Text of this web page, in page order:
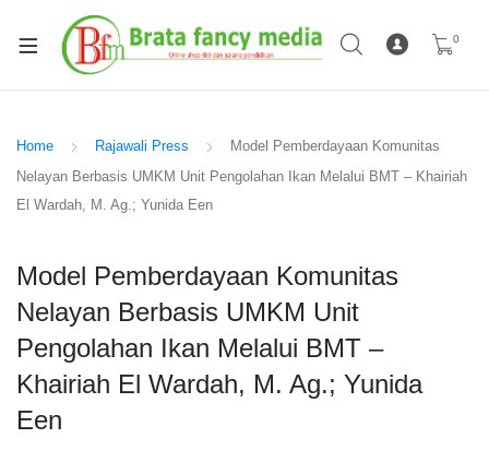
0
Home Rajawali Press
Model Pemberdayaan Komunitas
Nelayan Berbasis UMKM Unit Pengolahan Ikan Melalui BMT – Khairiah
El Wardah, M. Ag.; Yunida Een
Model Pemberdayaan Komunitas
Nelayan Berbasis UMKM Unit
Pengolahan Ikan Melalui BMT –
Khairiah El Wardah, M. Ag.; Yunida
Een